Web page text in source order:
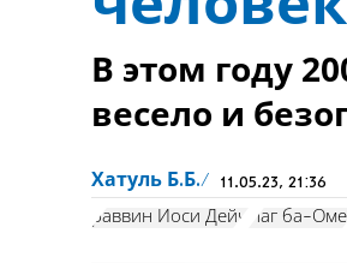
В этом году
весело и
Хатуль Б.Б. 11.05.23, 21:36
раввин Йоси Дейч Лаг ба-